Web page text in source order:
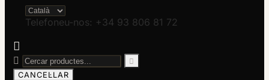
Telefoneu-nos: +34 93 806 81 72



CANCEL·LAR